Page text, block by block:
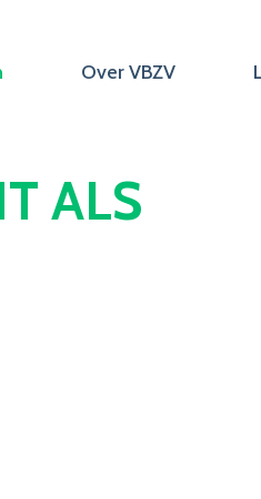
Over VBZV
ALS